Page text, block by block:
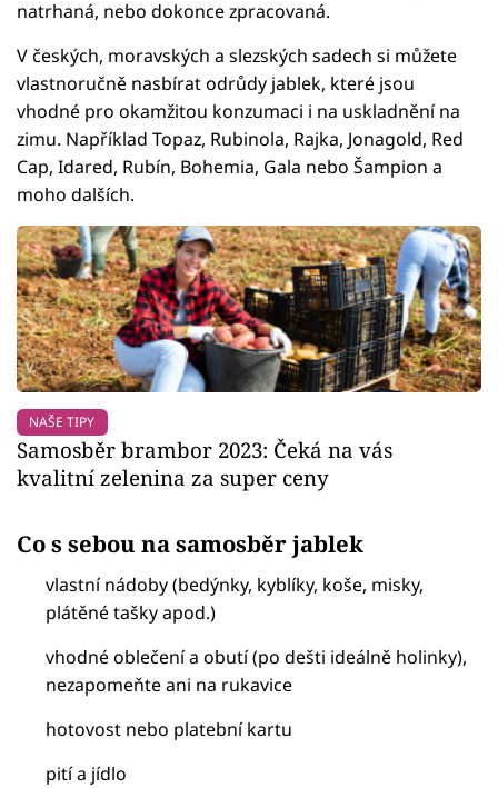
natrhaná, nebo dokonce zpracovaná.
V českých, moravských a slezských sadech si můžete
vlastnoručně nasbírat odrůdy jablek, které jsou
vhodné pro okamžitou konzumaci i na uskladnění na
zimu. Například Topaz, Rubinola, Rajka, Jonagold, Red
Cap, Idared, Rubín, Bohemia, Gala nebo Šampion a
moho dalších.
NAŠE TIPY
Samosběr brambor 2023: Čeká na vás
kvalitní zelenina za super ceny
Co s sebou na samosběr jablek
vlastní nádoby (bedýnky, kyblíky, koše, misky,
plátěné tašky apod.)
vhodné oblečení a obutí (po dešti ideálně holinky),
nezapomeňte ani na rukavice
hotovost nebo platební kartu
pití a jídlo